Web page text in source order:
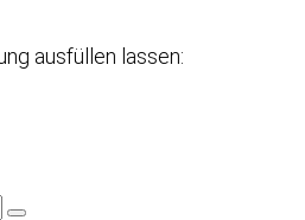
ausfüllen lassen: